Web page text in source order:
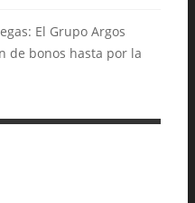
El Grupo Argos
de bonos hasta por la